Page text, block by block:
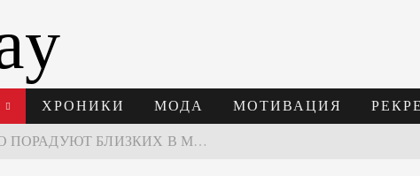
ХРОНИКИ МОДА МОТИВАЦИЯ
В МОСКВЕ СОСТОЯЛСЯ ПЯТЫЙ СЕЗОН НЕДЕЛИ ВЫСОКОЙ МОДЫ РОССИИ